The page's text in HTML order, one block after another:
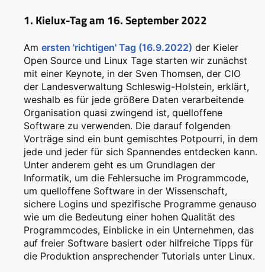
1. Kielux-Tag am 16. September 2022
Am ersten 'richtigen' Tag (16.9.2022) der Kieler
Open Source und Linux Tage starten wir zunächst
mit einer Keynote, in der Sven Thomsen, der CIO
der Landesverwaltung Schleswig-Holstein, erklärt,
weshalb es für jede größere Daten verarbeitende
Organisation quasi zwingend ist, quelloffene
Software zu verwenden. Die darauf folgenden
Vorträge sind ein bunt gemischtes Potpourri, in dem
jede und jeder für sich Spannendes entdecken kann.
Unter anderem geht es um Grundlagen der
Informatik, um die Fehlersuche im Programmcode,
um quelloffene Software in der Wissenschaft,
sichere Logins und spezifische Programme genauso
wie um die Bedeutung einer hohen Qualität des
Programmcodes, Einblicke in ein Unternehmen, das
auf freier Software basiert oder hilfreiche Tipps für
die Produktion ansprechender Tutorials unter Linux.